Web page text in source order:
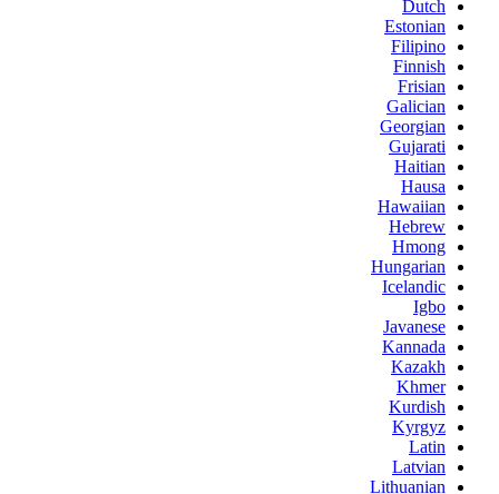
Dutch
Estonian
Filipino
Finnish
Frisian
Galician
Georgian
Gujarati
Haitian
Hausa
Hawaiian
Hebrew
Hmong
Hungarian
Icelandic
Igbo
Javanese
Kannada
Kazakh
Khmer
Kurdish
Kyrgyz
Latin
Latvian
Lithuanian